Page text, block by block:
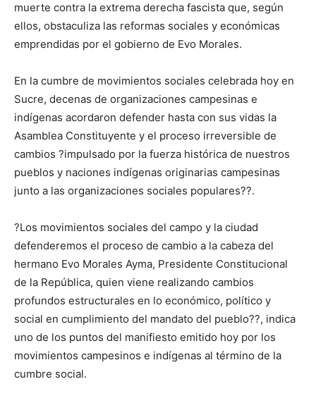
muerte contra la extrema derecha fascista que, según
ellos, obstaculiza las reformas sociales y económicas
emprendidas por el gobierno de Evo Morales.
En la cumbre de movimientos sociales celebrada hoy en
Sucre, decenas de organizaciones campesinas e
indígenas acordaron defender hasta con sus vidas la
Asamblea Constituyente y el proceso irreversible de
cambios ?impulsado por la fuerza histórica de nuestros
pueblos y naciones indígenas originarias campesinas
junto a las organizaciones sociales populares??.
?Los movimientos sociales del campo y la ciudad
defenderemos el proceso de cambio a la cabeza del
hermano Evo Morales Ayma, Presidente Constitucional
de la República, quien viene realizando cambios
profundos estructurales en lo económico, político y
social en cumplimiento del mandato del pueblo??, indica
uno de los puntos del manifiesto emitido hoy por los
movimientos campesinos e indígenas al término de la
cumbre social.